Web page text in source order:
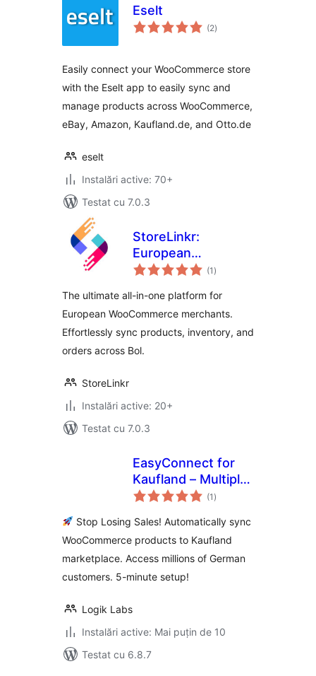
Eselt
(2total
aprecieri
)
Easily connect your WooCommerce store
with the Eselt app to easily sync and
manage products across WooCommerce,
eBay, Amazon, Kaufland.de, and Otto.de
eselt
Instalări active: 70+
Testat cu 7.0.3
StoreLinkr:
European
Marketplace
Multichannel Sync
(1 total
aprecieri
)
The ultimate all-in-one platform for
European WooCommerce merchants.
Effortlessly sync products, inventory, and
orders across Bol.
StoreLinkr
Instalări active: 20+
Testat cu 7.0.3
EasyConnect for
Kaufland – Multiply
Your Sales on
Marketplace
(1 total
aprecieri
)
Stop Losing Sales! Automatically sync
WooCommerce products to Kaufland
marketplace. Access millions of German
customers. 5-minute setup!
Logik Labs
Instalări active: Mai puțin de 10
Testat cu 6.8.7